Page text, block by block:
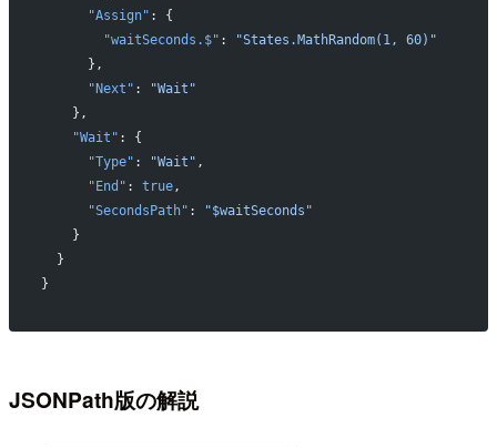
      "Assign"
: {
        "waitSeconds.$"
:
"States.MathRandom(1, 60)"
      },
      "Next"
:
"Wait"
    },
    "Wait"
: {
      "Type"
: "Wait" ,
      "End"
: true,
      "SecondsPath"
:
"$waitSeconds"
    }
  }
}
JSONPath版の解説